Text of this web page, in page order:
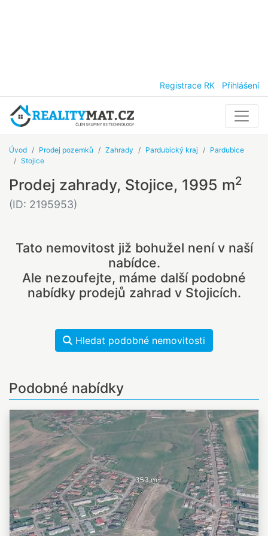
Registrace RK Přihlášení
Úvod Prodej pozemků Zahrady Pardubický kraj
Pardubice
Stojice
Prodej zahrady, Stojice, 1995 m2
(ID: 2195953)
Tato nemovitost již bohužel není v naší
nabídce.
Ale nezoufejte, máme další podobné
nabídky prodejů zahrad v Stojicích.
Hledat podobné nemovitosti
Podobné nabídky